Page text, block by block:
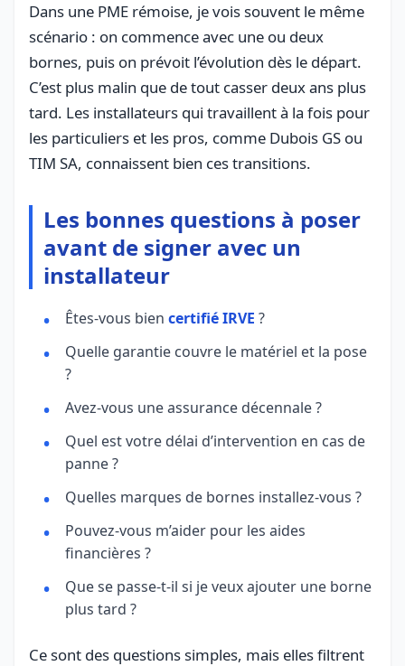
Dans une PME rémoise, je vois souvent le même
scénario : on commence avec une ou deux
bornes, puis on prévoit l’évolution dès le départ.
C’est plus malin que de tout casser deux ans plus
tard. Les installateurs qui travaillent à la fois pour
les particuliers et les pros, comme Dubois GS ou
TIM SA, connaissent bien ces transitions.
Les bonnes questions à poser
avant de signer avec un
installateur
Êtes-vous bien certifié IRVE ?
Quelle garantie couvre le matériel et la pose
?
Avez-vous une assurance décennale ?
Quel est votre délai d’intervention en cas de
panne ?
Quelles marques de bornes installez-vous ?
Pouvez-vous m’aider pour les aides
financières ?
Que se passe-t-il si je veux ajouter une borne
plus tard ?
Ce sont des questions simples, mais elles filtrent